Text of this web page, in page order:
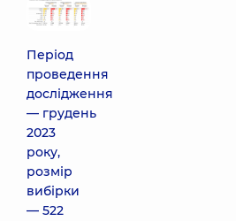
Період
проведення
дослідження
— грудень
2023
року,
розмір
вибірки
— 522